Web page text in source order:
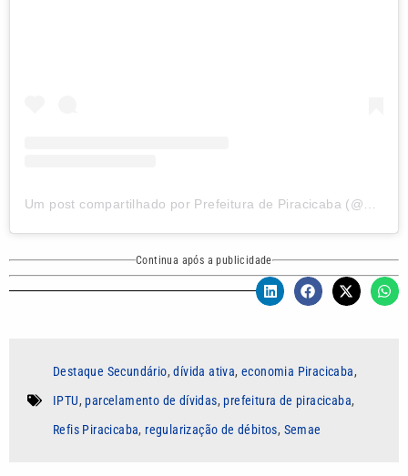
Continua após a publicidade
Destaque Secundário,dívida ativa,economia Piracicaba,
IPTU, parcelamento de dívidas, prefeitura de piracicaba,
Refis Piracicaba, regularização de débitos, Semae